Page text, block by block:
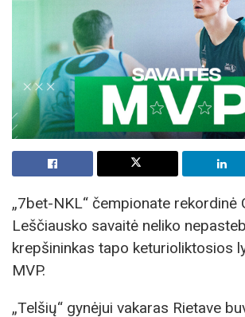
„7bet-NKL“ čempionate rekordinė
Leščiausko savaitė neliko
krepšininkas tapo keturioliktosios
MVP.
„Telšių“ gynėjui vakaras Rietave